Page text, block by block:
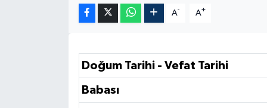
A- A+
Doğum Tarihi - Vefat Tarihi
Babası